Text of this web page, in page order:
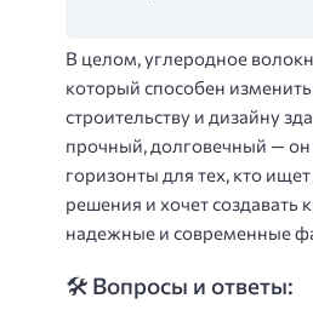
В целом, углеродное
который способен
строительству и дизайну
прочный, долговечный —
горизонты для тех, кто
решения и хочет создавать
надежные и современные
🛠️ Вопросы и ответы: